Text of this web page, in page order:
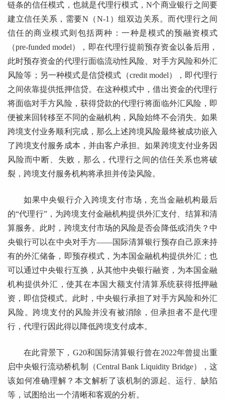
链条的信任模式，也就是代理行模式，N个商业银行之间要
建立信任关系，需要N（N-1）组双边关系。而代理行之间
信任的商业模式则包括两种：一种是模式的预融资模式
（pre-funded model），即在代理行提前预存资金以备后用，
此时预存资金的代理行面临流动性风险、对手方风险和外汇
风险等；另一种模式是信贷模式（credit model），即代理行
之间依靠提供抵押信贷。在这种模式中，借出资金的代理行
将面临对手方风险，获得贷款的代理行将面临外汇风险，即
便被来回转移至不同的金融机构，风险始终不会消失。如果
跨境支付业务顺利完成，那么上述跨境风险最终被成功嵌入
了跨境支付服务成本，并由客户承担。如果跨境支付业务因
风险而中断、失败，那么，代理行之间的信任关系也将破
裂，跨境支付服务机构将承担并传染风险。
如果中央银行介入跨境支付市场，充当金融机构最后
的“代理行”，为跨境支付金融机构提供外汇支付、结算和清
算服务。此时，跨境支付市场的风险是否会降低或消失？中
央银行可以在中央对手方——国际清算银行预存自己原来持
有的外汇储备，即预存模式，为本国金融机构提供外汇；也
可以通过中央银行互换，从其他中央银行融资，为本国金融
机构提供外汇，使其在本国大额支付清算系统获得抵押融
资，即信贷模式。此时，中央银行承担了对手方风险和外汇
风险。跨境支付的风险并没有被消除，但承担者不是代理
行，代理行因此得以降低跨境支付成本。
在此背景下，G20和国际清算银行曾在2022年曾提出重
启中央银行流动桥机制（Central Bank Liquidity Bridge），这
该如何准确理解？本文解析了该机制的源起、运行、缺陷
等，试图给出一个清晰和客观的分析。